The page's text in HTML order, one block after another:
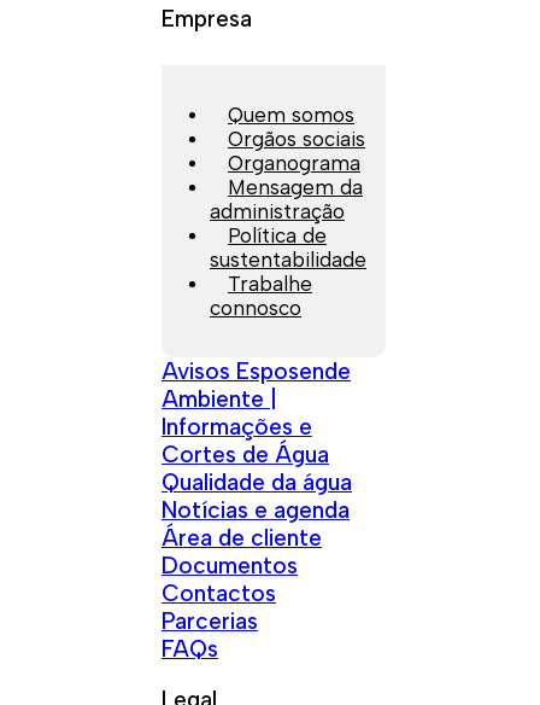
Empresa
Quem somos
Orgãos sociais
Organograma
Mensagem da
administração
Política de
sustentabilidade
Trabalhe
connosco
Avisos Esposende
Ambiente |
Informações e
Cortes de Água
Qualidade da água
Notícias e agenda
Área de cliente
Documentos
Contactos
Parcerias
FAQs